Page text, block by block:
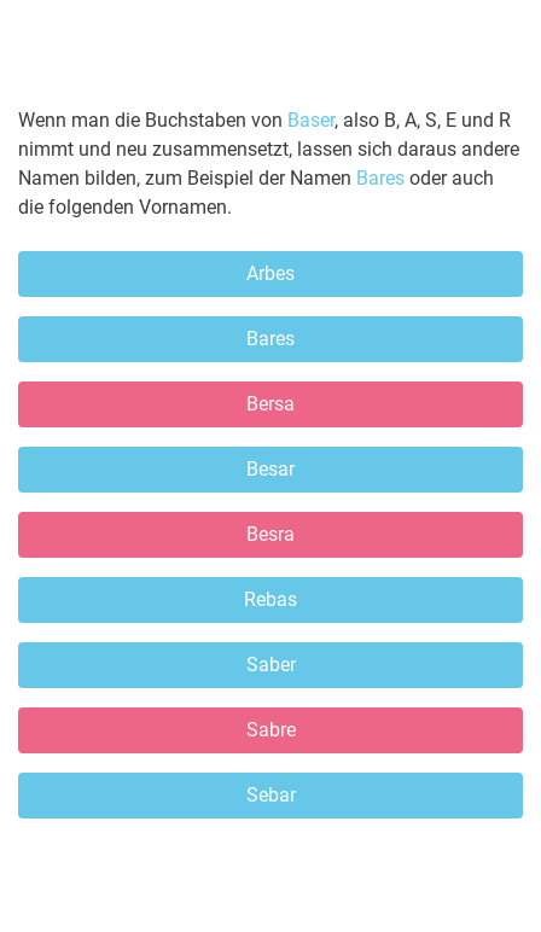
Wenn man die Buchstaben von Baser, also B, A, S, E und R
nimmt und neu zusammensetzt, lassen sich daraus andere
Namen bilden, zum Beispiel der Namen Bares oder auch
die folgenden Vornamen.
Arbes
Bares
Bersa
Besar
Besra
Rebas
Saber
Sabre
Sebar